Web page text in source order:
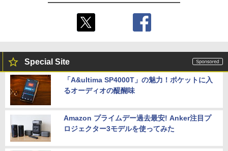
Special Site
「A&ultima SP4000T」の魅力！ポケットに入
るオーディオの醍醐味
Amazon プライムデー過去最安! Anker注目プ
ロジェクター3モデルを使ってみた